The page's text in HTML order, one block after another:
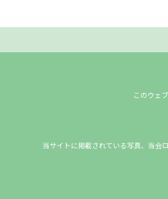
このウェ
当サイトに掲載されている写真、当会